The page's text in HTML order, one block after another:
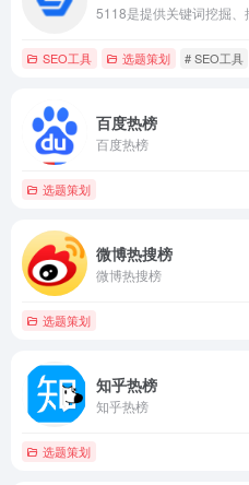
SEO工具 选题策划 # SEO工具
百度热榜
百度热榜
选题策划
微博热搜榜
微博热搜榜
选题策划
知乎热榜
知乎热榜
选题策划